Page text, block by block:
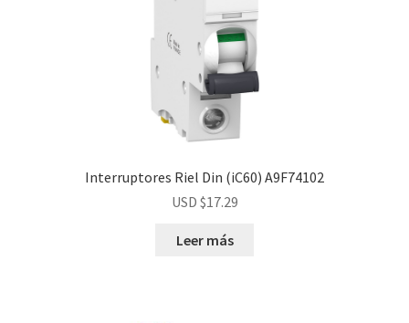
Interruptores Riel Din (iC60) A9F74102
USD $17.29
Leer más